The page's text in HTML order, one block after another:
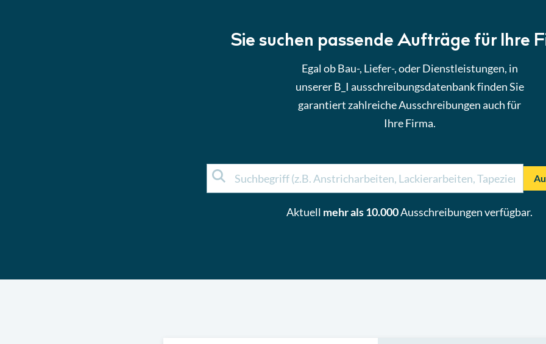
Sie suchen passende Aufträge für Ihre
Egal ob Bau-, Liefer-, oder Dienstleistungen, in
unserer B_I ausschreibungsdatenbank finden Sie
garantiert zahlreiche Ausschreibungen auch für
Ihre Firma.
Aktuell mehr als 10.000Ausschreibungen verfügbar.